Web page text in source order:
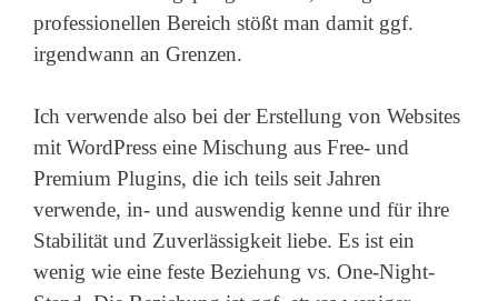
professionellen Bereich stößt man damit ggf.
irgendwann an Grenzen.
Ich verwende also bei der Erstellung von Websites
mit WordPress eine Mischung aus Free- und
Premium Plugins, die ich teils seit Jahren
verwende, in- und auswendig kenne und für ihre
Stabilität und Zuverlässigkeit liebe. Es ist ein
wenig wie eine feste Beziehung vs. One-Night-